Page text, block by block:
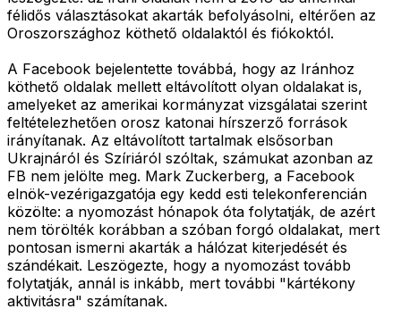
félidős választásokat akarták befolyásolni, eltérően az
Oroszországhoz köthető oldalaktól és fiókoktól.
A Facebook bejelentette továbbá, hogy az Iránhoz
köthető oldalak mellett eltávolított olyan oldalakat is,
amelyeket az amerikai kormányzat vizsgálatai szerint
feltételezhetően orosz katonai hírszerző források
irányítanak. Az eltávolított tartalmak elsősorban
Ukrajnáról és Szíriáról szóltak, számukat azonban az
FB nem jelölte meg. Mark Zuckerberg, a Facebook
elnök-vezérigazgatója egy kedd esti telekonferencián
közölte: a nyomozást hónapok óta folytatják, de azért
nem törölték korábban a szóban forgó oldalakat, mert
pontosan ismerni akarták a hálózat kiterjedését és
szándékait. Leszögezte, hogy a nyomozást tovább
folytatják, annál is inkább, mert további "kártékony
aktivitásra" számítanak.